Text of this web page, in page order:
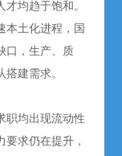
均趋于饱和。
本土化进程，国
口，生产、质
建需求。
职均出现流动性
求仍在提升，